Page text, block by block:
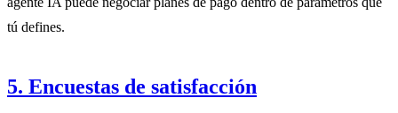
tú defines.
5. Encuestas de satisfacción